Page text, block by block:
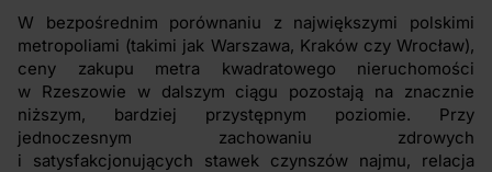
W bezpośrednim porównaniu z największymi polskimi
metropoliami (takimi jak Warszawa, Kraków czy Wrocław),
ceny zakupu metra kwadratowego nieruchomości
w Rzeszowie w dalszym ciągu pozostają na znacznie
niższym, bardziej przystępnym poziomie. Przy
jednoczesnym zachowaniu zdrowych
i satysfakcjonujących stawek czynszów najmu, relacja